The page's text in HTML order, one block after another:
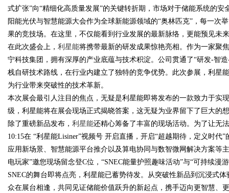
式扩张”向“精细化高质量发展”的关键转折期，市场对于储能系统的
阳能光伏与智慧能源大会作为全球新能源领域的“奥林匹克”，每一次
果的竞技场。在这里，不仅能看到行业发展的最新脉络，更能预见未
在此次盛会上， 利星能将携带最新的研发成果惊艳亮相。作为一家聚
宁科技集团，拥有深厚的产业底蕴与技术积淀。公司贯通了“研发-智
栈自研技术路线，在行业内建立了独特的竞争优势。此次参展，利星
为行业带来突破性的技术革新。
本次展会最引人注目的焦点，无疑是利星能即将发布的一款致力于实
级，利星能将在展会现场正式揭晓答案，这无疑为业界留下了巨大的
除了重磅新品发布， 利星能还精心筹备了丰富的现场活动。为了让无
10:15在 “利星能Lisiner”视频号 开启直播，开启“超越期待，定义时
应用新场景、智慧能源平台推介以及算电协同与数智微网解决方案等
电玩家”邀您现场留念登C位，“SNEC能量护照趣味活动”与“可持续
SNEC的舞台即将点亮，利星能已蓄势待发。从突破性新品到沉浸式
众在展台相逢，共同见证储能价值跃升的新起点，携手迈向更智慧、